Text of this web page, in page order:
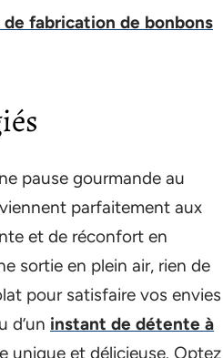
fabrication de bonbons
pause gourmande au
parfaitement aux
et de réconfort en
sortie en plein air, rien de
pour satisfaire vos envies
d’un instant de détente à
unique et délicieuse. Optez